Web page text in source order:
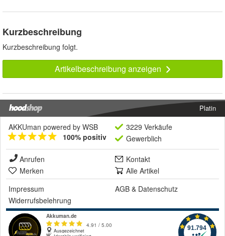
Kurzbeschreibung
Kurzbeschreibung folgt.
Artikelbeschreibung anzeigen
Platin
AKKUman powered by WSB
100% positiv
3229 Verkäufe
Gewerblich
Anrufen
Kontakt
Merken
Alle Artikel
Impressum
AGB & Datenschutz
Widerrufsbelehrung